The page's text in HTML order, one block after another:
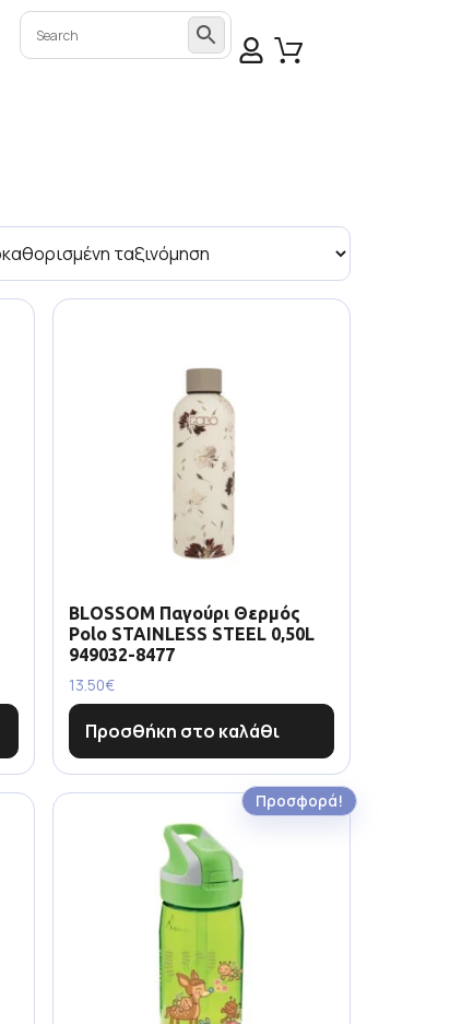
BLOSSOM Παγούρι Θερμός
Polo STAINLESS STEEL 0,50L
949032-8477
13.50€
Προσθήκη στο καλάθι
Προσφορά!